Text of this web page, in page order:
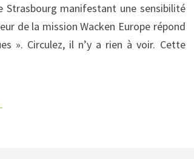
manifestant une sensibilité
de la mission Wacken Europe répond
». Circulez, il n’y a rien à voir. Cette
LA SUITE